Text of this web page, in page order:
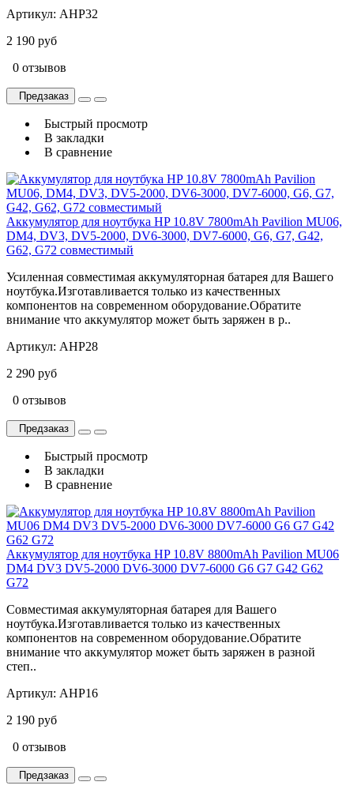
Артикул: AHP32
2 190 руб
0 отзывов
Предзаказ
Быстрый просмотр
В закладки
В сравнение
Аккумулятор для ноутбука HP 10.8V 7800mAh Pavilion MU06,
DM4, DV3, DV5-2000, DV6-3000, DV7-6000, G6, G7, G42,
G62, G72 совместимый
Усиленная совместимая аккумуляторная батарея для Вашего
ноутбука.Изготавливается только из качественных
компонентов на современном оборудование.Обратите
внимание что аккумулятор может быть заряжен в р..
Артикул: AHP28
2 290 руб
0 отзывов
Предзаказ
Быстрый просмотр
В закладки
В сравнение
Аккумулятор для ноутбука HP 10.8V 8800mAh Pavilion MU06
DM4 DV3 DV5-2000 DV6-3000 DV7-6000 G6 G7 G42 G62
G72
Совместимая аккумуляторная батарея для Вашего
ноутбука.Изготавливается только из качественных
компонентов на современном оборудование.Обратите
внимание что аккумулятор может быть заряжен в разной
степ..
Артикул: AHP16
2 190 руб
0 отзывов
Предзаказ